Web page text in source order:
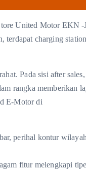
United Motor EKN
charging
Pada sisi after
rangka memberikan
E-Motor di
perihal kontur
fitur melengkapi